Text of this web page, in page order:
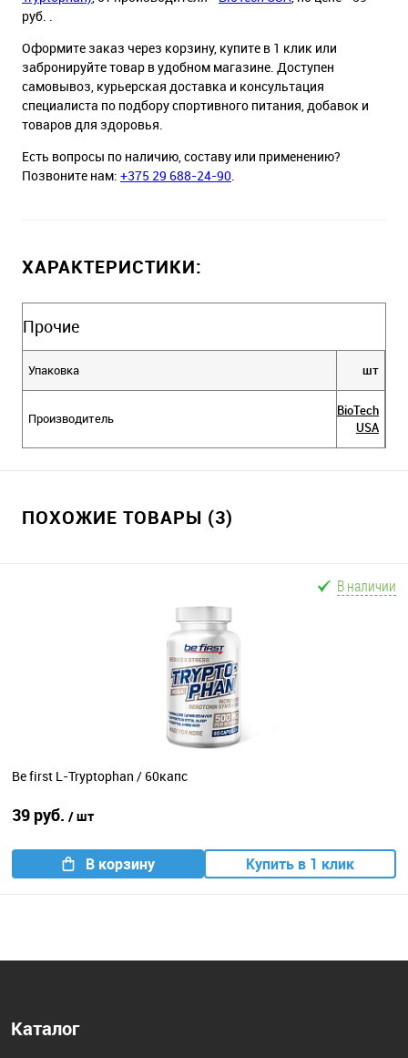
руб. .
Оформите заказ через корзину, купите в 1 клик или
забронируйте товар в удобном магазине. Доступен
самовывоз, курьерская доставка и консультация
специалиста по подбору спортивного питания, добавок и
товаров для здоровья.
Есть вопросы по наличию, составу или применению?
Позвоните нам: +375 29 688-24-90.
ХАРАКТЕРИСТИКИ:
Прочие
Упаковка шт
Производитель
BioTech
USA
ПОХОЖИЕ ТОВАРЫ (3)
В наличии
Be first L-Tryptophan / 60капс
39 руб. / шт
В корзину Купить в 1 клик
Каталог